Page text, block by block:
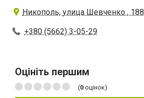
Никополь, улица Шевченко , 188
+380 (5662) 3-05-29
Оцініть першим
(0 оцінок)